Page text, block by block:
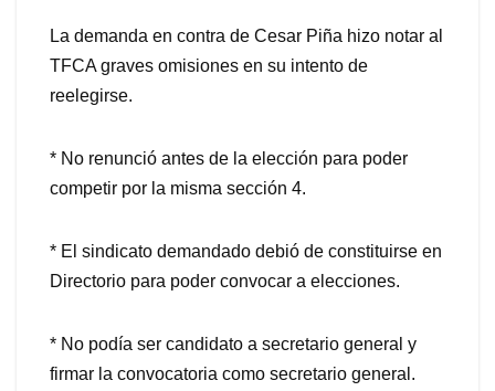
La demanda en contra de Cesar Piña hizo notar al
TFCA graves omisiones en su intento de
reelegirse.
* No renunció antes de la elección para poder
competir por la misma sección 4.
* El sindicato demandado debió de constituirse en
Directorio para poder convocar a elecciones.
* No podía ser candidato a secretario general y
firmar la convocatoria como secretario general.